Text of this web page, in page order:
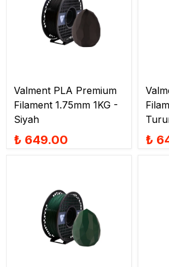
Valment PLA Premium
Filament 1.75mm 1KG -
Siyah
₺ 649.00 ₺